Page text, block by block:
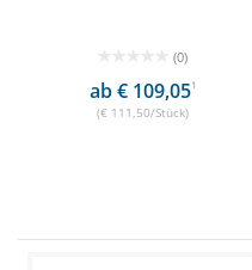
(0)
ab € 109,051
(€ 111,50/Stück)